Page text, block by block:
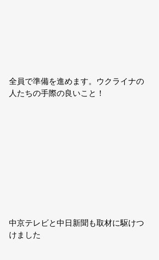
全員で準備を進めます。ウクライナの
人たちの手際の良いこと！
中京テレビと中日新聞も取材に駆けつ
けました